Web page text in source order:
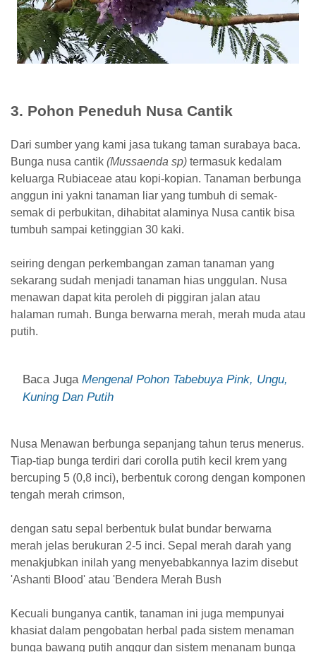
3. Pohon Peneduh Nusa Cantik
Dari sumber yang kami jasa tukang taman surabaya baca.
Bunga nusa cantik (Mussaenda sp) termasuk kedalam
keluarga Rubiaceae atau kopi-kopian. Tanaman berbunga
anggun ini yakni tanaman liar yang tumbuh di semak-
semak di perbukitan, dihabitat alaminya Nusa cantik bisa
tumbuh sampai ketinggian 30 kaki.
seiring dengan perkembangan zaman tanaman yang
sekarang sudah menjadi tanaman hias unggulan. Nusa
menawan dapat kita peroleh di piggiran jalan atau
halaman rumah. Bunga berwarna merah, merah muda atau
putih.
Baca Juga Mengenal Pohon Tabebuya Pink, Ungu,
Kuning Dan Putih
Nusa Menawan berbunga sepanjang tahun terus menerus.
Tiap-tiap bunga terdiri dari corolla putih kecil krem yang
bercuping 5 (0,8 inci), berbentuk corong dengan komponen
tengah merah crimson,
dengan satu sepal berbentuk bulat bundar berwarna
merah jelas berukuran 2-5 inci. Sepal merah darah yang
menakjubkan inilah yang menyebabkannya lazim disebut
'Ashanti Blood' atau 'Bendera Merah Bush
Kecuali bunganya cantik, tanaman ini juga mempunyai
khasiat dalam pengobatan herbal pada sistem menaman
bunga bawang putih anggur dan sistem menanam bunga